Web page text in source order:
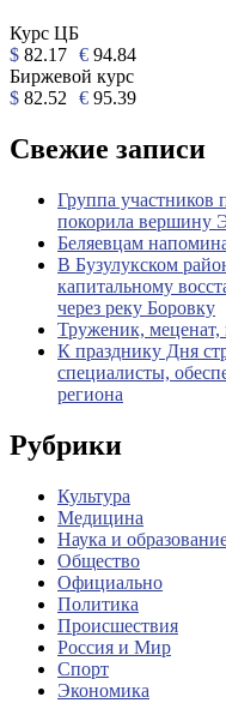
Курс ЦБ
$ 82.17 € 94.84
Биржевой курс
$ 82.52 € 95.39
Свежие записи
Группа участников
покорила вершину
Беляевцам
В Бузулукском
капитальному
через реку Боровку
Труженик, меценат,
К празднику Дня
специалисты,
региона
Рубрики
Культура
Медицина
Наука и
Общество
Официально
Политика
Происшествия
Россия и Мир
Спорт
Экономика